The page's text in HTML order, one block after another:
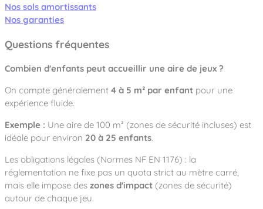
Nos sols amortissants
Nos garanties
Questions fréquentes
Combien d'enfants peut accueillir une aire de jeux ?
On compte généralement 4 à 5 m² par enfant pour une
expérience fluide.
Exemple : Une aire de 100 m² (zones de sécurité incluses) est
idéale pour environ 20 à 25 enfants.
Les obligations légales (Normes NF EN 1176) : la
réglementation ne fixe pas un quota strict au mètre carré,
mais elle impose des zones d'impact (zones de sécurité)
autour de chaque jeu.